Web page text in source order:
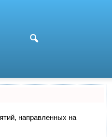
направленных на